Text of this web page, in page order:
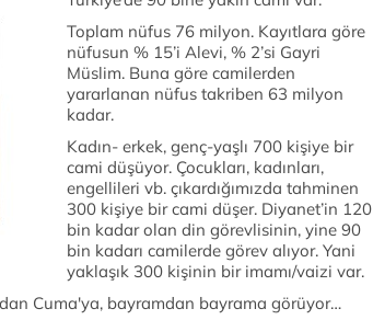
Toplam nüfus 76 milyon. Kayıtlara göre
nüfusun % 15’i Alevi, % 2’si Gayri
Müslim. Buna göre camilerden
yararlanan nüfus takriben 63 milyon
kadar.
Kadın- erkek, genç-yaşlı 700 kişiye bir
cami düşüyor. Çocukları, kadınları,
engellileri vb. çıkardığımızda tahminen
300 kişiye bir cami düşer. Diyanet’in 120
bin kadar olan din görevlisinin, yine 90
bin kadarı camilerde görev alıyor. Yani
yaklaşık 300 kişinin bir imamı/vaizi var.
Cuma'ya, bayramdan bayrama görüyor…